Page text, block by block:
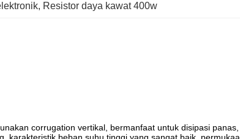
, Resistor daya kawat 400w
corrugation vertikal, bermanfaat untuk disipasi